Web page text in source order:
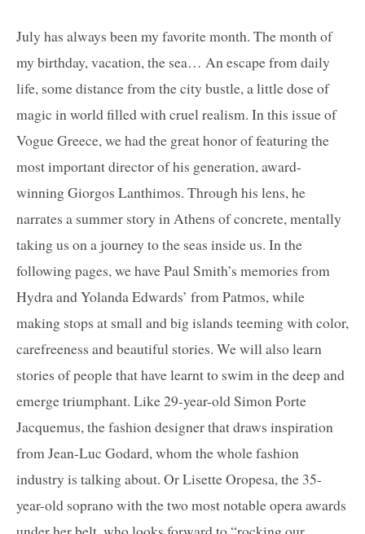
July has always been my favorite month. The month of
my birthday, vacation, the sea… An escape from daily
life, some distance from the city bustle, a little dose of
magic in world filled with cruel realism. In this issue of
Vogue Greece, we had the great honor of featuring the
most important director of his generation, award-
winning Giorgos Lanthimos. Through his lens, he
narrates a summer story in Athens of concrete, mentally
taking us on a journey to the seas inside us. In the
following pages, we have Paul Smith’s memories from
Hydra and Yolanda Edwards’ from Patmos, while
making stops at small and big islands teeming with color,
carefreeness and beautiful stories. We will also learn
stories of people that have learnt to swim in the deep and
emerge triumphant. Like 29-year-old Simon Porte
Jacquemus, the fashion designer that draws inspiration
from Jean-Luc Godard, whom the whole fashion
industry is talking about. Or Lisette Oropesa, the 35-
year-old soprano with the two most notable opera awards